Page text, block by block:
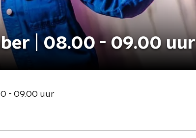
| 08.00 - 09.00 uur
- 09.00 uur